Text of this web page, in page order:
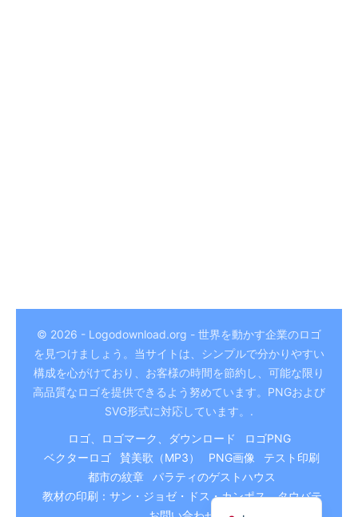
© 2026 - Logodownload.org - 世界を動かす企業のロゴ
を見つけましょう。当サイトは、シンプルで分かりやすい
構成を心がけており、お客様の時間を節約し、可能な限り
高品質なロゴを提供できるよう努めています。PNGおよび
SVG形式に対応しています。.
ロゴ、ロゴマーク、ダウンロード
ロゴPNG
ベクターロゴ
賛美歌（MP3） PNG画像
テスト印刷
都市の紋章
パラティのゲストハウス
教材の印刷：サン・ジョゼ・ドス・カンポス、タウバテ
Portuguese
Arabic
Italian
Chinese
Hindi
German